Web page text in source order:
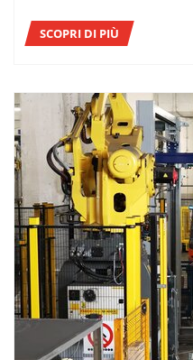
SCOPRI DI PIÙ